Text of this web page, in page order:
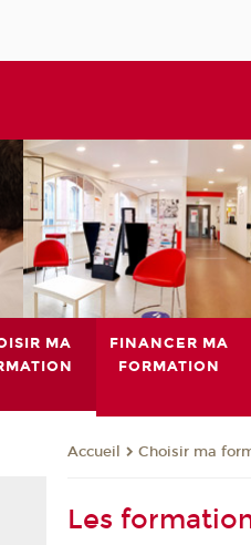
MA
FINANCER MA
FORMATION
Accueil Choisir ma
Les